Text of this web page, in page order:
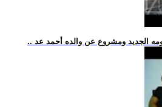
الجديد ومشروع عن والده أحمد عد